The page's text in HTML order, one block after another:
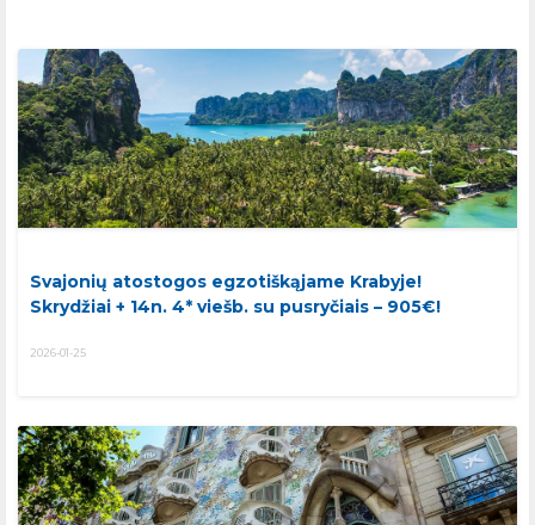
Svajonių atostogos egzotiškąjame Krabyje!
Skrydžiai + 14n. 4* viešb. su pusryčiais – 905€!
2026-01-25